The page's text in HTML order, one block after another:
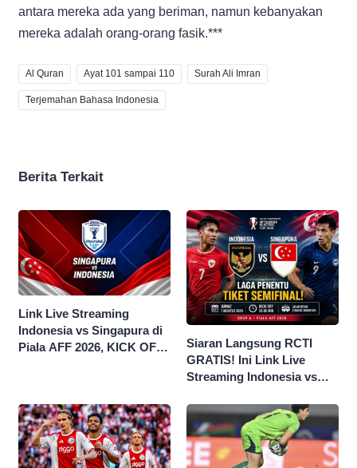
antara mereka ada yang beriman, namun kebanyakan
mereka adalah orang-orang fasik.***
Al Quran Ayat 101 sampai 110 Surah Ali Imran
Terjemahan Bahasa Indonesia
Berita Terkait
Link Live Streaming
Indonesia vs Singapura di
Piala AFF 2026, KICK OFF
Siaran Langsung RCTI
GRATIS! Ini Link Live
Streaming Indonesia vs
2026